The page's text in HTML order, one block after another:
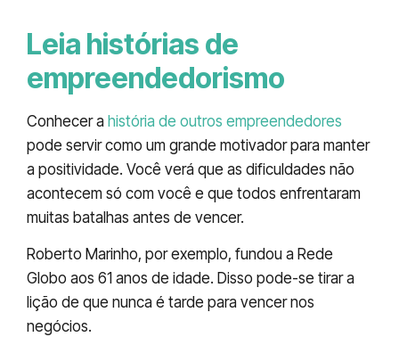
Leia histórias de
empreendedorismo
Conhecer a história de outros empreendedores
pode servir como um grande motivador para manter
a positividade. Você verá que as dificuldades não
acontecem só com você e que todos enfrentaram
muitas batalhas antes de vencer.
Roberto Marinho, por exemplo, fundou a Rede
Globo aos 61 anos de idade. Disso pode-se tirar a
lição de que nunca é tarde para vencer nos
negócios.